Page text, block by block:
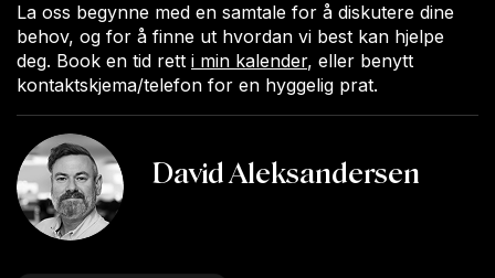
La oss begynne med en samtale for å diskutere dine
behov, og for å finne ut hvordan vi best kan hjelpe
deg. Book en tid rett i min kalender, eller benytt
kontaktskjema/telefon for en hyggelig prat.
David Aleksandersen